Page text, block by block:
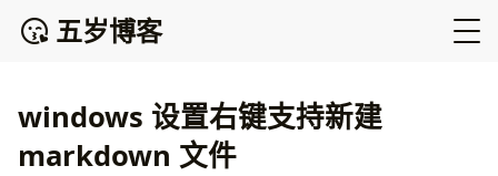
五岁博客
windows 设置右键支持新建
markdown 文件